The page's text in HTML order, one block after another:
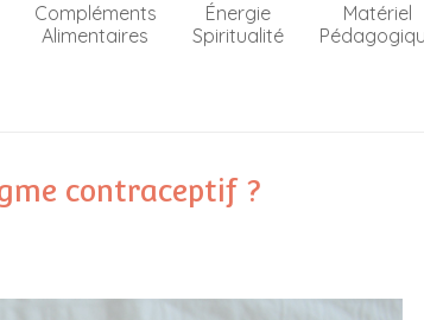
Compléments
Alimentaires
Énergie
Spiritualité
Matériel
contraceptif ?